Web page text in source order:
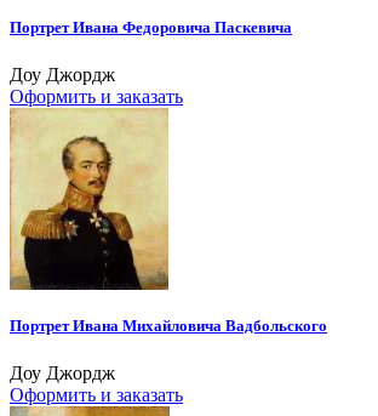
Портрет Ивана Федоровича Паскевича
Доу Джордж
Оформить и заказать
Портрет Ивана Михайловича Вадбольского
Доу Джордж
Оформить и заказать